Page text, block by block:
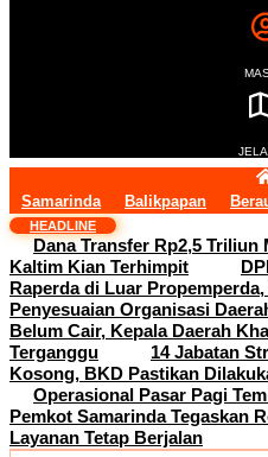
Samarinda Balikpapan
HEADLINE
Dana Transfer Rp2,5 Triliun
Kaltim Kian Terhimpit
Raperda di Luar
Penyesuaian Organisasi
Belum Cair, Kepala Daerah
Terganggu
14 Jabatan
Kosong, BKD Pastikan
Operasional Pasar Pagi
Pemkot Samarinda Tegaskan
Layanan Tetap Berjalan